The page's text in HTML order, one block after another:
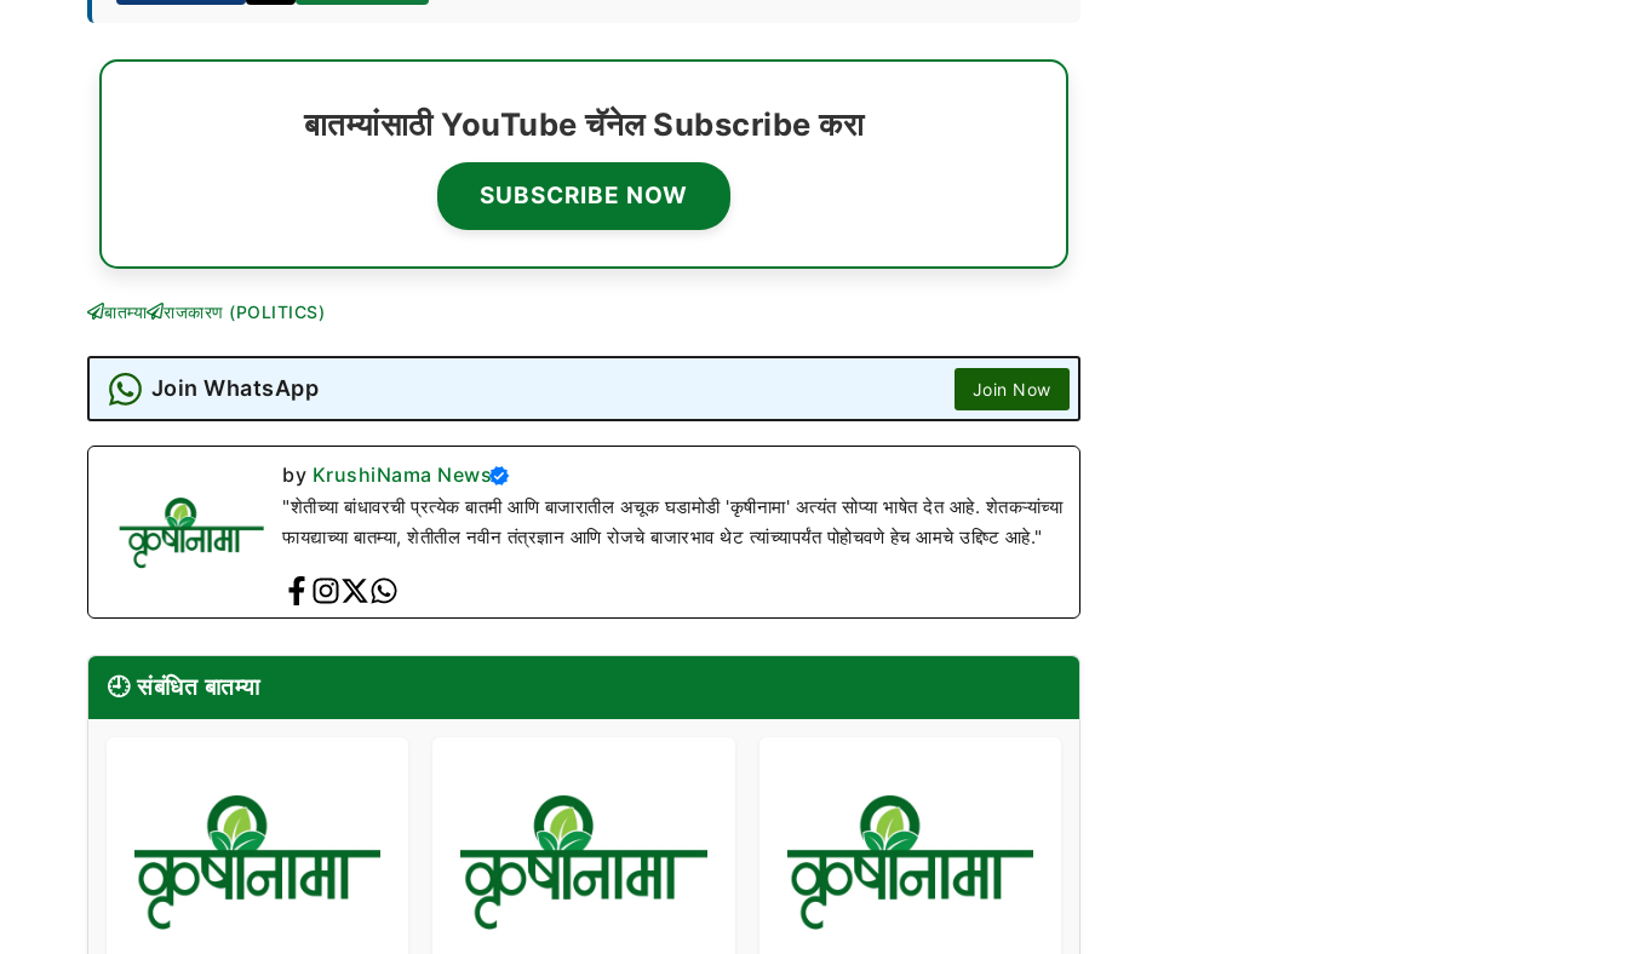
बातम्यांसाठी YouTube चॅनेल Subscribe करा
SUBSCRIBE NOW
बातम्या राजकारण (POLITICS)
Join WhatsApp Join Now
by KrushiNama News
"शेतीच्या बांधावरची प्रत्येक बातमी आणि बाजारातील अचूक घडामोडी 'कृषीनामा' अत्यंत सोप्या भाषेत देत आहे. शेतकऱ्यांच्या
फायद्याच्या बातम्या, शेतीतील नवीन तंत्रज्ञान आणि रोजचे बाजारभाव थेट त्यांच्यापर्यंत पोहोचवणे हेच आमचे उद्दिष्ट आहे."
🕘 संबंधित बातम्या